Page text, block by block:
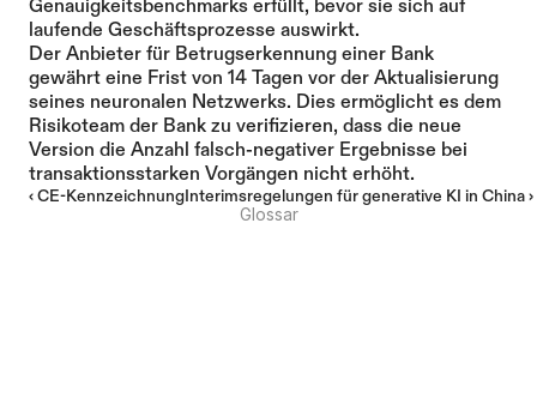
Genauigkeitsbenchmarks erfüllt, bevor sie sich auf
laufende Geschäftsprozesse auswirkt.
Der Anbieter für Betrugserkennung einer Bank
gewährt eine Frist von 14 Tagen vor der Aktualisierung
seines neuronalen Netzwerks. Dies ermöglicht es dem
Risikoteam der Bank zu verifizieren, dass die neue
Version die Anzahl falsch-negativer Ergebnisse bei
transaktionsstarken Vorgängen nicht erhöht.
‹ CE-KennzeichnungInterimsregelungen für generative KI in China ›
Glossar